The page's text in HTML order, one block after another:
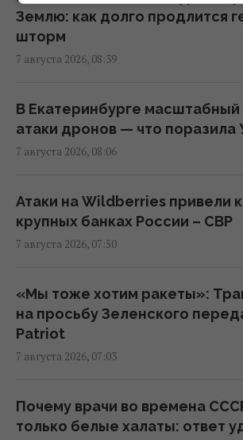
08:32 пятница, 07 августа 2026
Россия использует украинских
подразделений, - ISW
08:24 пятница, 07 августа 2026
похолодает по всей Украине
08:23 пятница, 07 августа 2026
нельзя делать и что святить в
08:15 пятница, 07 августа 2026
Ким Чен Ын с начала войны в
Bloomberg
08:08 пятница, 07 августа 2026
Землю: как долго продлится
шторм
7 августа 2026, 08:39
В Екатеринбурге
атаки дронов — что поразила
7 августа 2026, 08:06
Атаки на Wildberries привели
крупных банках России – СВР
7 августа 2026, 07:50
«Мы тоже хотим ракеты»:
на просьбу Зеленского
Patriot
7 августа 2026, 07:03
Почему врачи во времена
только белые халаты: ответ